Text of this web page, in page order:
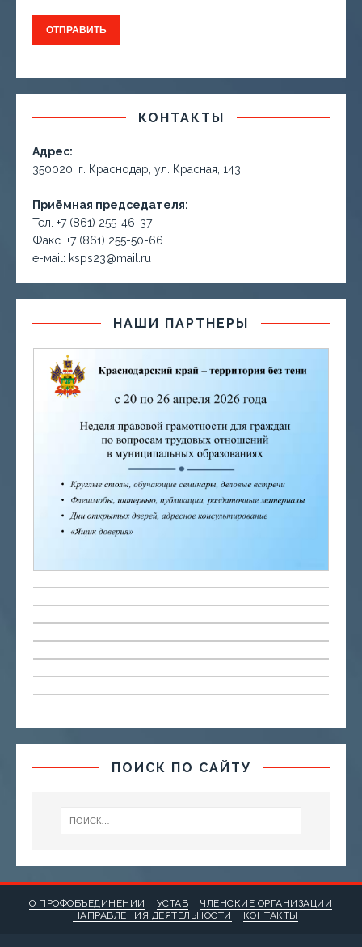
КОНТАКТЫ
Адрес:
350020, г. Краснодар, ул. Красная, 143
Приёмная председателя:
Тел. +7 (861) 255-46-37
Факс. +7 (861) 255-50-66
е-маil: ksps23@mail.ru
НАШИ ПАРТНЕРЫ
ПОИСК ПО САЙТУ
О ПРОФОБЪЕДИНЕНИИ УСТАВ
ЧЛЕНСКИЕ ОРГАНИЗАЦИИ
НАПРАВЛЕНИЯ ДЕЯТЕЛЬНОСТИ
КОНТАКТЫ